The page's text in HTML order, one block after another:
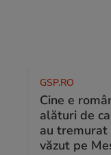
GSP.RO
Cine e
alături de
au
văzut pe